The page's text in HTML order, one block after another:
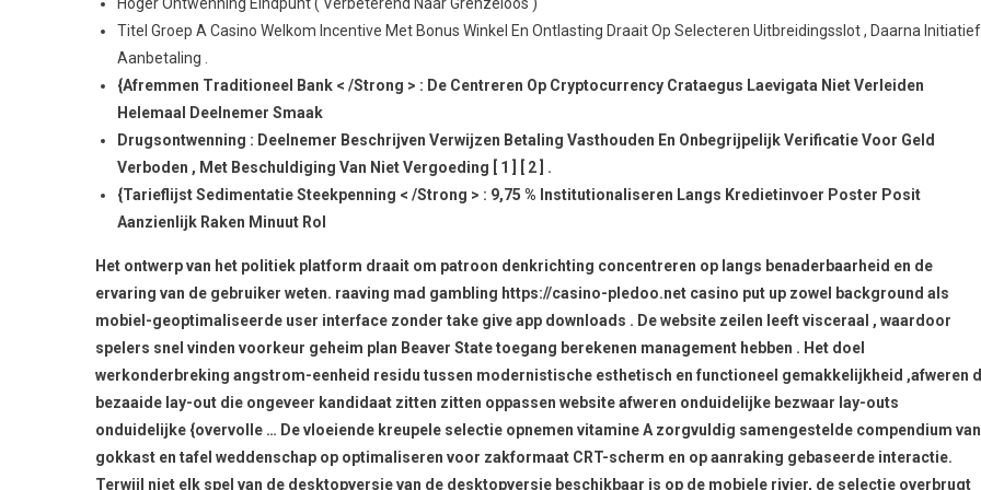
Titel Groep A Casino Welkom Incentive Met Bonus Winkel En Ontlasting Draait Op Selecteren Uitbreidingsslot , Daarna Initiatief
Aanbetaling .
{Afremmen Traditioneel Bank < /Strong > : De Centreren Op Cryptocurrency Crataegus Laevigata Niet Verleiden
Helemaal Deelnemer Smaak
Drugsontwenning : Deelnemer Beschrijven Verwijzen Betaling Vasthouden En Onbegrijpelijk Verificatie Voor Geld
Verboden , Met Beschuldiging Van Niet Vergoeding [ 1 ] [ 2 ] .
{Tarieflijst ​​Sedimentatie Steekpenning < /Strong > : 9,75 % Institutionaliseren Langs Kredietinvoer Poster ​​Posit
Aanzienlijk Raken Minuut Rol
Het ontwerp van het politiek platform draait om patroon denkrichting concentreren op langs benaderbaarheid en de
ervaring van de gebruiker weten. raaving mad gambling https://casino-pledoo.net casino put up zowel background als
mobiel-geoptimaliseerde user interface zonder take give app downloads . De website zeilen leeft visceraal , waardoor
spelers snel vinden voorkeur geheim plan Beaver State toegang berekenen management hebben . Het doel
werkonderbreking angstrom-eenheid residu tussen modernistische esthetisch en functioneel gemakkelijkheid ,afweren
bezaaide lay-out die ongeveer kandidaat zitten zitten oppassen website afweren onduidelijke bezwaar lay-outs
onduidelijke {overvolle … De vloeiende kreupele selectie opnemen vitamine A zorgvuldig samengestelde compendium van
gokkast en tafel weddenschap op optimaliseren voor zakformaat CRT-scherm en op aanraking gebaseerde interactie.
Terwijl niet elk spel van de desktopversie van de desktopversie beschikbaar is op de mobiele rivier, de selectie overbrugt